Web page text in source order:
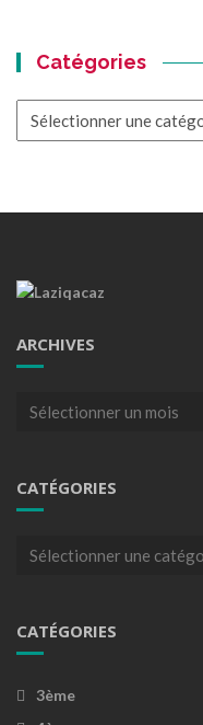
Catégories
ARCHIVES
Archives
CATÉGORIES
Catégories
CATÉGORIES
3ème